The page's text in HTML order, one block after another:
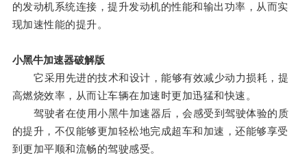
的发动机系统连接，提升发动机的性能和输出功率，从而实
现加速性能的提升。
小黑牛加速器破解版
它采用先进的技术和设计，能够有效减少动力损耗，提
高燃烧效率，从而让车辆在加速时更加迅猛和快速。
驾驶者在使用小黑牛加速器后，会感受到驾驶体验的质
的提升，不仅能够更加轻松地完成超车和加速，还能够享受
到更加平顺和流畅的驾驶感受。